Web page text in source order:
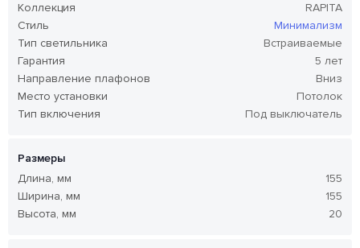
Коллекция
RAPITA
Стиль
Минимализм
Тип светильника
Встраиваемые
Гарантия
5 лет
Направление плафонов
Вниз
Место установки
Потолок
Тип включения
Под выключатель
Размеры
Длина, мм
155
Ширина, мм
155
Высота, мм
20